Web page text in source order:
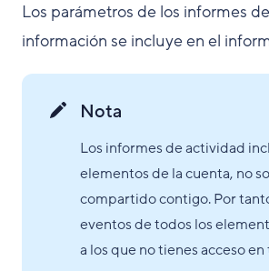
Los parámetros de los informes
información se incluye en el
Nota
Los informes de actividad
elementos de la cuenta, no
compartido contigo. Por
eventos de todos los
a los que no tienes acceso